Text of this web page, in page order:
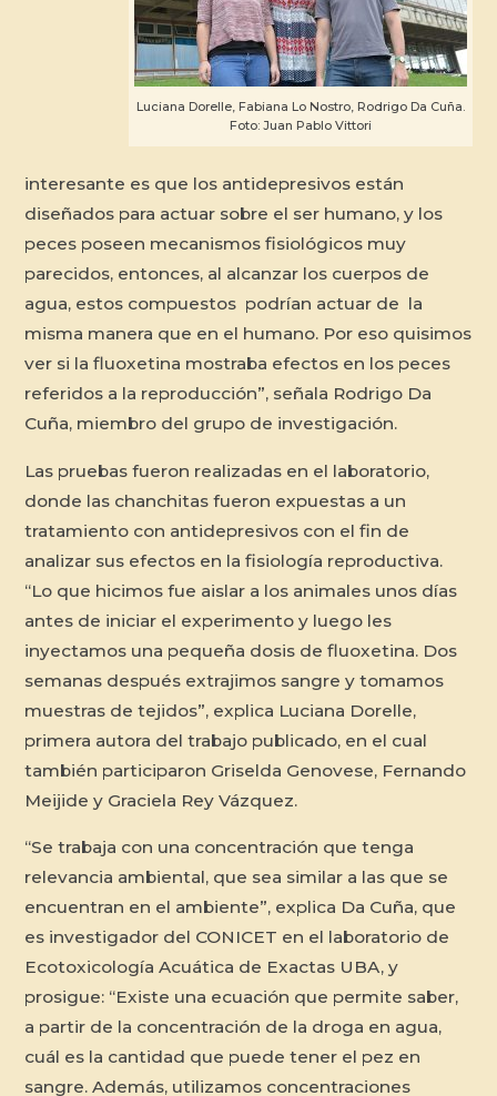
Luciana Dorelle, Fabiana Lo Nostro, Rodrigo Da Cuña.
Foto: Juan Pablo Vittori
interesante es que los antidepresivos están
diseñados para actuar sobre el ser humano, y los
peces poseen mecanismos fisiológicos muy
parecidos, entonces, al alcanzar los cuerpos de
agua, estos compuestos podrían actuar de la
misma manera que en el humano. Por eso quisimos
ver si la fluoxetina mostraba efectos en los peces
referidos a la reproducción”, señala Rodrigo Da
Cuña, miembro del grupo de investigación.
Las pruebas fueron realizadas en el laboratorio,
donde las chanchitas fueron expuestas a un
tratamiento con antidepresivos con el fin de
analizar sus efectos en la fisiología reproductiva.
“Lo que hicimos fue aislar a los animales unos días
antes de iniciar el experimento y luego les
inyectamos una pequeña dosis de fluoxetina. Dos
semanas después extrajimos sangre y tomamos
muestras de tejidos”, explica Luciana Dorelle,
primera autora del trabajo publicado, en el cual
también participaron Griselda Genovese, Fernando
Meijide y Graciela Rey Vázquez.
“Se trabaja con una concentración que tenga
relevancia ambiental, que sea similar a las que se
encuentran en el ambiente”, explica Da Cuña, que
es investigador del CONICET en el laboratorio de
Ecotoxicología Acuática de Exactas UBA, y
prosigue: “Existe una ecuación que permite saber,
a partir de la concentración de la droga en agua,
cuál es la cantidad que puede tener el pez en
sangre. Además, utilizamos concentraciones